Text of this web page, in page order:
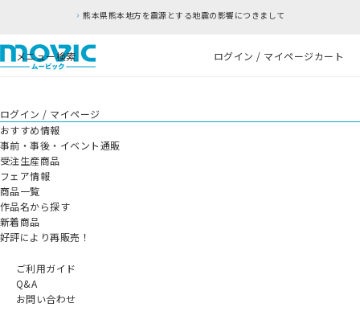
熊本県熊本地方を震源とする地震の影響につきまして
メニュー検索 ログイン / マイページカート
ログイン / マイページ
おすすめ情報
事前・事後・イベント通販
受注生産商品
フェア情報
商品一覧
作品名から探す
新着商品
好評により再販売！
ご利用ガイド
Q&A
お問い合わせ